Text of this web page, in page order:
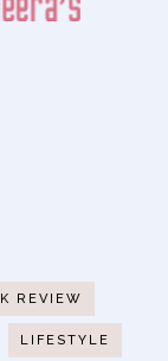
REVIEW
LIFESTYLE